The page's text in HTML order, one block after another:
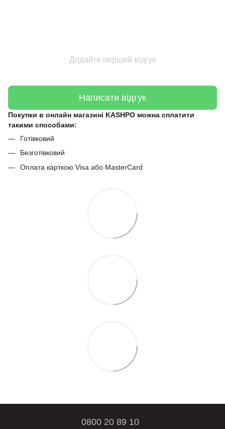
Додайте перший відгук
Написати відгук
Покупки в онлайн магазині KASHPO можна сплатити
такими способами:
Готівковий
Безготівковий
Оплата карткою Visa або MasterCard
0800 20 89 10